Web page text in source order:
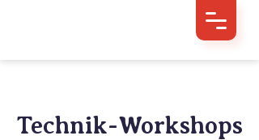
Technik-Workshops